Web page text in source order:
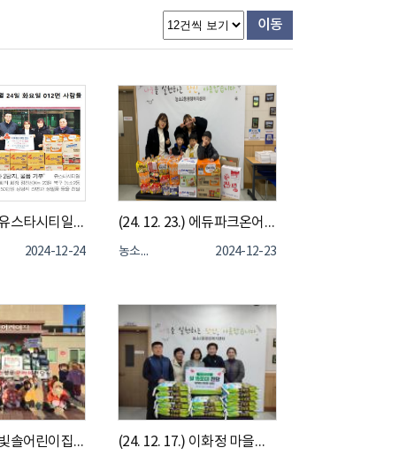
이동
(24. 12. 23.) 유스타시티일동미라주더스타2단지 - 농소2동나눔냉장고 식료품 및 생필품 기부
2024-12-24
(24. 12. 23.) 에듀파크온어린이집 - 농소2동나눔냉장고 식료품 및 생필품 기부
농소2동 2024-12-23
(24. 12. 18.) 빛솔어린이집, 친환경간식꾸러미 40세트(150만원 상당) 기부 (24. 12. 17.) 이화정 마을관리 사회적협동조합, 백미 10kg 15포(50만원 상당) 기부